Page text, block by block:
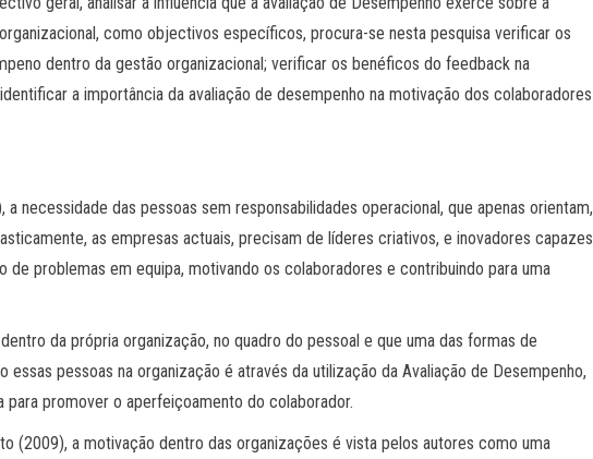
como objectivos específicos, procura-se nesta pesquisa verificar os
dentro da gestão organizacional; verificar os benéficos do feedback na
a importância da avaliação de desempenho na motivação dos colaboradores
necessidade das pessoas sem responsabilidades operacional, que apenas orientam,
as empresas actuais, precisam de líderes criativos, e inovadores capazes
de problemas em equipa, motivando os colaboradores e contribuindo para uma
da própria organização, no quadro do pessoal e que uma das formas de
essas pessoas na organização é através da utilização da Avaliação de Desempenho,
para promover o aperfeiçoamento do colaborador.
(2009), a motivação dentro das organizações é vista pelos autores como uma